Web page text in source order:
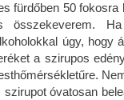
fürdőben 50
összekeverem.
úgy, hogy
a szirupos
óvatosan